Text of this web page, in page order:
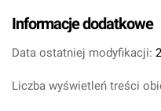
Informacje dodatkowe
Data ostatniej modyfikacji:
Liczba wyświetleń treści